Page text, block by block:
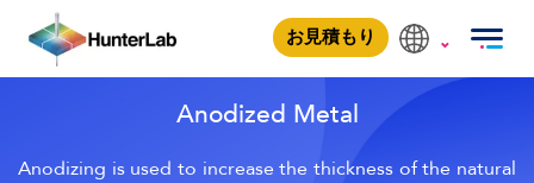
お見積もり
Anodized Metal
Anodized Metal
Anodizing is used to increase the thickness of the natural